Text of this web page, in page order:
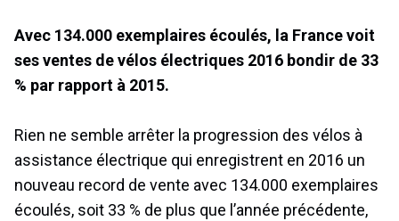
Avec 134.000 exemplaires écoulés, la France voit
ses ventes de vélos électriques 2016 bondir de 33
% par rapport à 2015.
Rien ne semble arrêter la progression des vélos à
assistance électrique qui enregistrent en 2016 un
nouveau record de vente avec 134.000 exemplaires
écoulés, soit 33 % de plus que l’année précédente,